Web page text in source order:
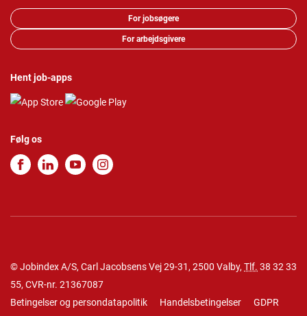
For jobsøgere
For arbejdsgivere
Hent job-apps
Følg os
© Jobindex A/S, Carl Jacobsens Vej 29-31, 2500 Valby, Tlf. 38 32 33
55, CVR-nr. 21367087
Betingelser og persondatapolitik
Handelsbetingelser
GDPR